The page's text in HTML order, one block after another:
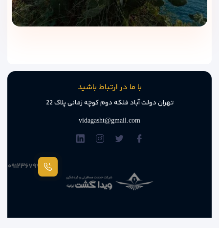
با ما در ارتباط باشید
تهران دولت آباد فلکه دوم کوچه زمانی پلاک 22
vidagasht@gmail.com
۰۹۱۲۳۶۷۹۷۸۷